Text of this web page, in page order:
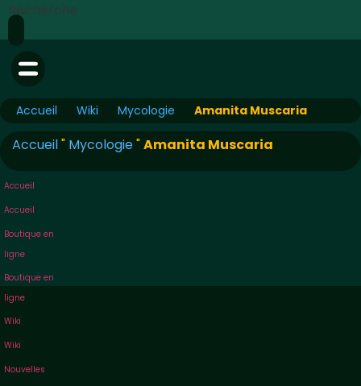
Recherche
Accueil Wiki Mycologie Amanita Muscaria
Accueil" Mycologie"Amanita Muscaria
Accueil
Accueil
Boutique en
ligne
Boutique en
ligne
Wiki
Wiki
Nouvelles